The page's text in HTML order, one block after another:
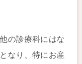
の診療科にはな
なり、特にお産